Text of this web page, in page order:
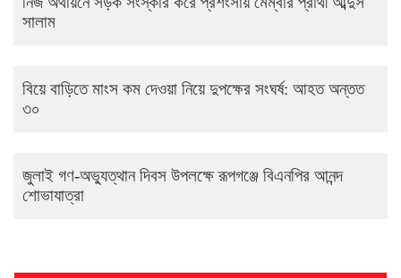
সালাম
বিয়ে বাড়িতে মাংস কম দেওয়া নিয়ে দুপক্ষের সংঘর্ষ: আহত অন্তত
৩০ ​
জুলাই গণ-অভ্যুত্থান দিবস উপলক্ষে রূপগঞ্জে বিএনপির আনন্দ
শোভাযাত্রা